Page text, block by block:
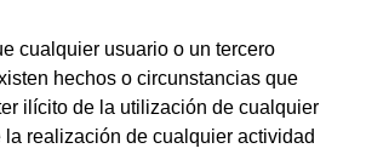
cualquier usuario o un tercero
hechos o circunstancias que
ilícito de la utilización de cualquier
la realización de cualquier actividad